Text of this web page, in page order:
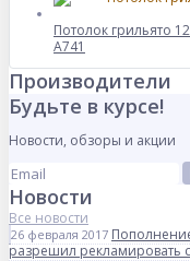
Потолок грильято
А741
Производители
Будьте в курсе!
Новости, обзоры и акции
Новости
Все новости
26 февраля 2017
разрешил рекламировать